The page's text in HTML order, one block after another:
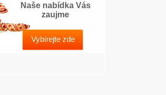
Naše nabídka Vás
zaujme
Vybírejte zde